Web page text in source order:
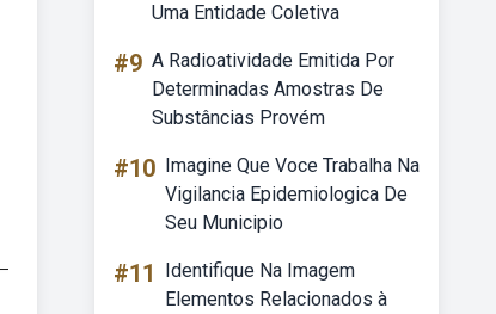
Uma Entidade Coletiva
#9 A Radioatividade Emitida Por
Determinadas Amostras De
Substâncias Provém
#10 Imagine Que Voce Trabalha Na
Vigilancia Epidemiologica De
Seu Municipio
#11
Identifique Na Imagem
Elementos Relacionados à